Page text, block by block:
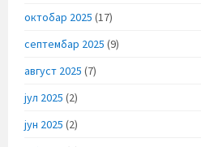
октобар 2025 (17)
септембар 2025 (9)
август 2025 (7)
јул 2025 (2)
јун 2025 (2)